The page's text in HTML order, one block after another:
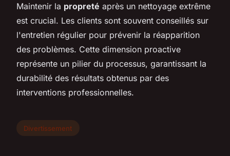
Maintenir la propreté après un nettoyage extrême
est crucial. Les clients sont souvent conseillés sur
l'entretien régulier pour prévenir la réapparition
des problèmes. Cette dimension proactive
représente un pilier du processus, garantissant la
durabilité des résultats obtenus par des
interventions professionnelles.
Divertissement